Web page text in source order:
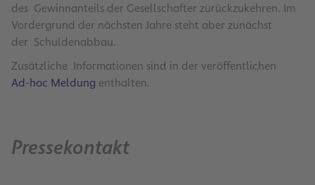
des Gewinnanteils der Gesellschafter zurückzukehren. Im
Vordergrund der nächsten Jahre steht aber zunächst
der Schuldenabbau.
Zusätzliche Informationen sind in der veröffentlichen
Ad-hoc Meldung enthalten.
Pressekontakt